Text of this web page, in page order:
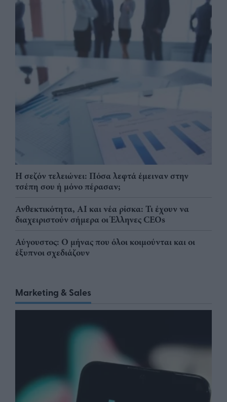
Η σεζόν τελειώνει: Πόσα λεφτά έμειναν στην
τσέπη σου ή μόνο πέρασαν;
Ανθεκτικότητα, AI και νέα ρίσκα: Τι έχουν να
διαχειριστούν σήμερα οι Έλληνες CEOs
Αύγουστος: Ο μήνας που όλοι κοιμούνται και οι
έξυπνοι σχεδιάζουν
Marketing & Sales